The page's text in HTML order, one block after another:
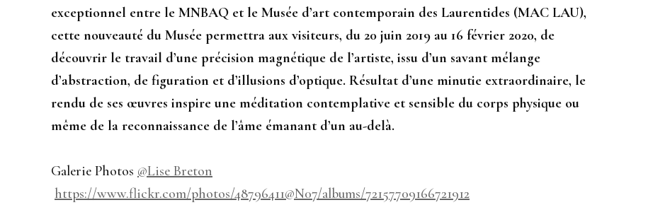
exceptionnel entre le MNBAQ et le Musée d’art contemporain des Laurentides (MAC LAU),
cette nouveauté du Musée permettra aux visiteurs, du 20 juin 2019 au 16 février 2020, de
découvrir le travail d’une précision magnétique de l’artiste, issu d’un savant mélange
d’abstraction, de figuration et d’illusions d’optique. Résultat d’une minutie extraordinaire, le
rendu de ses œuvres inspire une méditation contemplative et sensible du corps physique ou
même de la reconnaissance de l’âme émanant d’un au-delà.
Galerie Photos @Lise Breton
https://www.flickr.com/photos/48796411@N07/albums/72157709166721912